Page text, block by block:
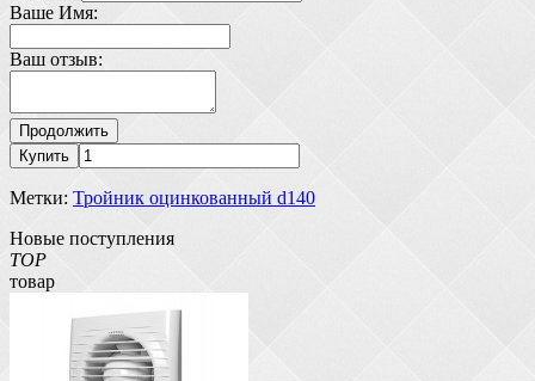
Ваше Имя:
Ваш отзыв:
Продолжить
Купить
Метки: Тройник оцинкованный d140
Новые поступления
TOP
товар